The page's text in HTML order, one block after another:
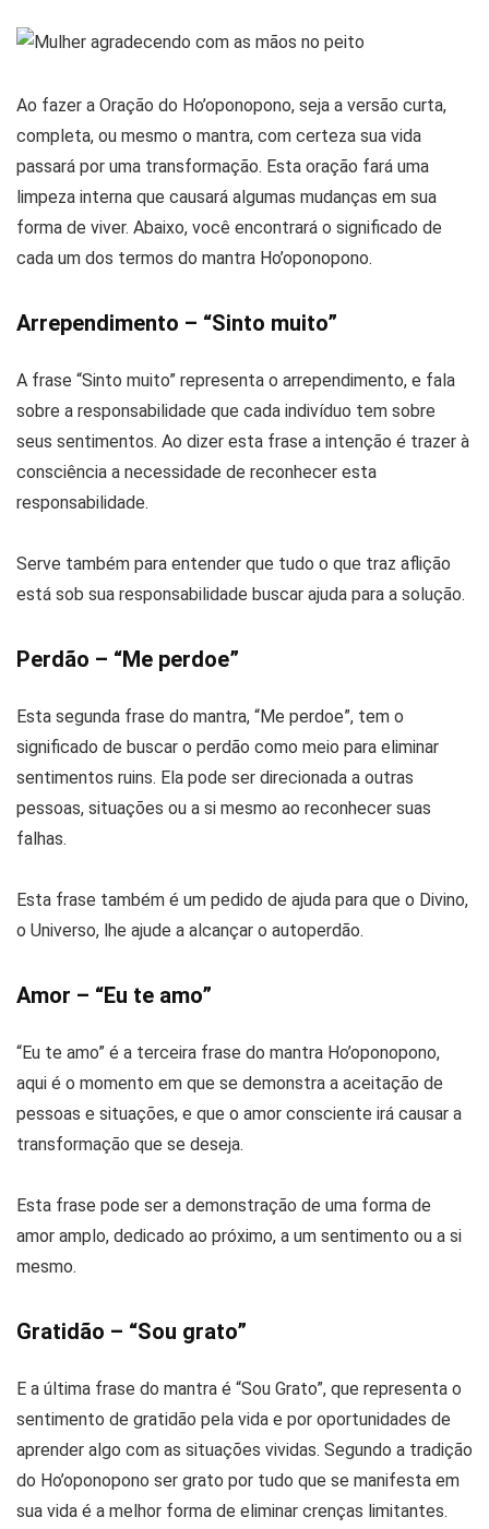
Ao fazer a Oração do Ho’oponopono, seja a versão curta,
completa, ou mesmo o mantra, com certeza sua vida
passará por uma transformação. Esta oração fará uma
limpeza interna que causará algumas mudanças em sua
forma de viver. Abaixo, você encontrará o significado de
cada um dos termos do mantra Ho’oponopono.
Arrependimento – “Sinto muito”
A frase “Sinto muito” representa o arrependimento, e fala
sobre a responsabilidade que cada indivíduo tem sobre
seus sentimentos. Ao dizer esta frase a intenção é trazer à
consciência a necessidade de reconhecer esta
responsabilidade.
Serve também para entender que tudo o que traz aflição
está sob sua responsabilidade buscar ajuda para a solução.
Perdão – “Me perdoe”
Esta segunda frase do mantra, “Me perdoe”, tem o
significado de buscar o perdão como meio para eliminar
sentimentos ruins. Ela pode ser direcionada a outras
pessoas, situações ou a si mesmo ao reconhecer suas
falhas.
Esta frase também é um pedido de ajuda para que o Divino,
o Universo, lhe ajude a alcançar o autoperdão.
Amor – “Eu te amo”
“Eu te amo” é a terceira frase do mantra Ho’oponopono,
aqui é o momento em que se demonstra a aceitação de
pessoas e situações, e que o amor consciente irá causar a
transformação que se deseja.
Esta frase pode ser a demonstração de uma forma de
amor amplo, dedicado ao próximo, a um sentimento ou a si
mesmo.
Gratidão – “Sou grato”
E a última frase do mantra é “Sou Grato”, que representa o
sentimento de gratidão pela vida e por oportunidades de
aprender algo com as situações vividas. Segundo a tradição
do Ho’oponopono ser grato por tudo que se manifesta em
sua vida é a melhor forma de eliminar crenças limitantes.